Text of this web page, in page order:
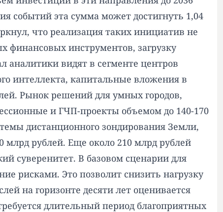
событий эта сумма может достигнуть 1,04
что реализация таких инициатив не
финансовых инструментов, загрузку
видят в сегменте центров
интеллекта, капитальные вложения в
Рынок решений для умных городов,
и ГЧП-проекты объемом до 140-170
дистанционного зондирования Земли,
рублей. Еще около 210 млрд рублей
суверенитет. В базовом сценарии для
рисками. Это позволит снизить нагрузку
на горизонте десяти лет оценивается
длительный период благоприятных